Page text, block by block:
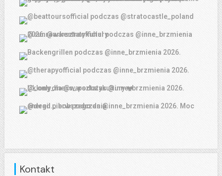
Kontakt